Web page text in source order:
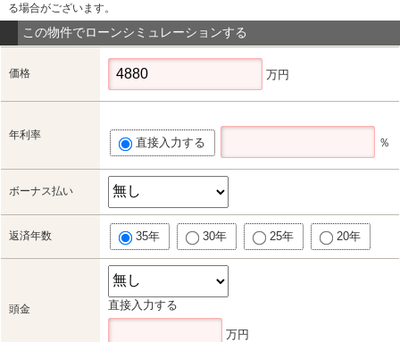
る場合がございます。
この物件でローンシミュレーションする
価格 万円
年利率
直接入力する ％
ボーナス払い
返済年数 35年 30年 25年 20年
頭金 直接入力する
万円